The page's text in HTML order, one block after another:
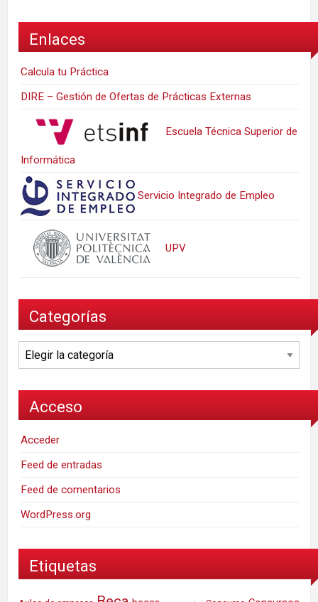
Enlaces
Calcula tu Práctica
DIRE – Gestión de Ofertas de Prácticas Externas
Escuela Técnica Superior de
Informática
Servicio Integrado de Empleo
UPV
Categorías
Categorías
Acceso
Acceder
Feed de entradas
Feed de comentarios
WordPress.org
Etiquetas